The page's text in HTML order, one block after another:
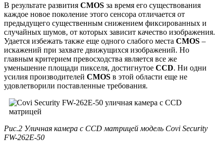
В результате развития CMOS за время его существования
каждое новое поколение этого сенсора отличается от
предыдущего существенным снижением фиксированных и
случайных шумов, от которых зависит качество изображения.
Удается избежать также еще одного слабого места CMOS –
искажений при захвате движущихся изображений. Но
главным критерием превосходства является все же
уменьшение площади пикселя, достигнутое CCD. Ни одни
усилия производителей CMOS в этой области еще не
удовлетворили поставленные требования.
Рис.2 Уличная камера с CCD матрицей модель Covi Security
FW-262E-50